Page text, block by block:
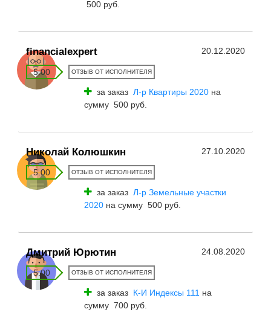
500 руб.
financialexpert 20.12.2020
5.00 ОТЗЫВ ОТ ИСПОЛНИТЕЛЯ
за заказ Л-р Квартиры 2020 на
сумму 500 руб.
Николай Колюшкин 27.10.2020
5.00 ОТЗЫВ ОТ ИСПОЛНИТЕЛЯ
за заказ Л-р Земельные участки
2020 на сумму 500 руб.
Дмитрий Юрютин 24.08.2020
5.00 ОТЗЫВ ОТ ИСПОЛНИТЕЛЯ
за заказ К-И Индексы 111 на
сумму 700 руб.